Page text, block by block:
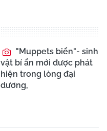
"Muppets biển"- sinh
vật bí ẩn mới được phát
hiện trong lòng đại
dương,